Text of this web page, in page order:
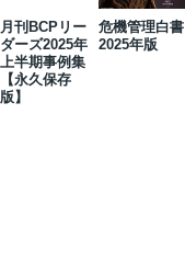
月刊BCPリー
ダーズ2025年
上半期事例集
【永久保存
版】
危機管理白書
2025年版